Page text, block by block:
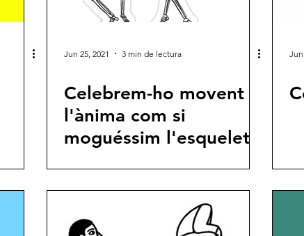
Jun 25, 2021 3 min de lectura
Celebrem-ho movent
l'ànima com si
moguéssim l'esquelet
Jun